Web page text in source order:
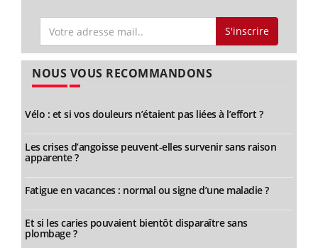
S'inscrire
NOUS VOUS RECOMMANDONS
Vélo : et si vos douleurs n’étaient pas liées à l’effort ?
Les crises d’angoisse peuvent-elles survenir sans raison
apparente ?
Fatigue en vacances : normal ou signe d’une maladie ?
Et si les caries pouvaient bientôt disparaître sans
plombage ?